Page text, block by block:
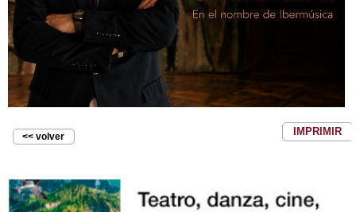
<< volver IMPRIMIR